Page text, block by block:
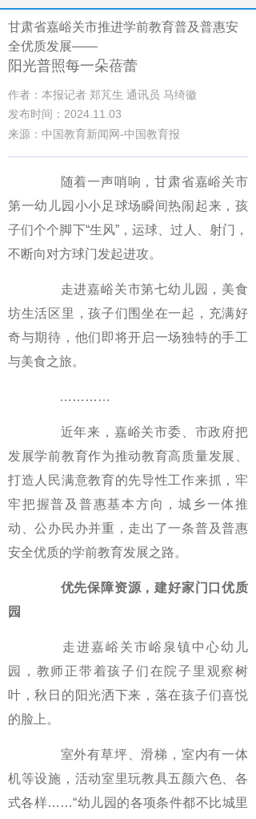
甘肃省嘉峪关市推进学前教育普及普惠安
全优质发展——
阳光普照每一朵蓓蕾
作者：本报记者 郑芃生 通讯员 马绮徽
发布时间：2024.11.03
来源：中国教育新闻网-中国教育报
随着一声哨响，甘肃省嘉峪关市
第一幼儿园小小足球场瞬间热闹起来，孩
子们个个脚下“生风”，运球、过人、射门，
不断向对方球门发起进攻。
走进嘉峪关市第七幼儿园，美食
坊生活区里，孩子们围坐在一起，充满好
奇与期待，他们即将开启一场独特的手工
与美食之旅。
…………
近年来，嘉峪关市委、市政府把
发展学前教育作为推动教育高质量发展、
打造人民满意教育的先导性工作来抓，牢
牢把握普及普惠基本方向，城乡一体推
动、公办民办并重，走出了一条普及普惠
安全优质的学前教育发展之路。
优先保障资源，建好家门口优质
园
走进嘉峪关市峪泉镇中心幼儿
园，教师正带着孩子们在院子里观察树
叶，秋日的阳光洒下来，落在孩子们喜悦
的脸上。
室外有草坪、滑梯，室内有一体
机等设施，活动室里玩教具五颜六色、各
式各样……“幼儿园的各项条件都不比城里